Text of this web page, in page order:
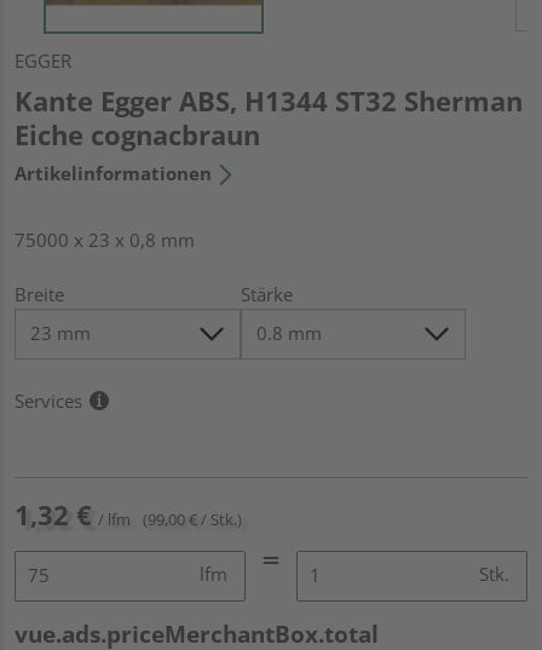
EGGER
Kante Egger ABS, H1344 ST32 Sherman
Eiche cognacbraun
Artikelinformationen
75000 x 23 x 0,8 mm
Breite Stärke
Services
1,32 € / lfm (99,00 € / Stk.)
lfm Stk.
vue.ads.priceMerchantBox.total